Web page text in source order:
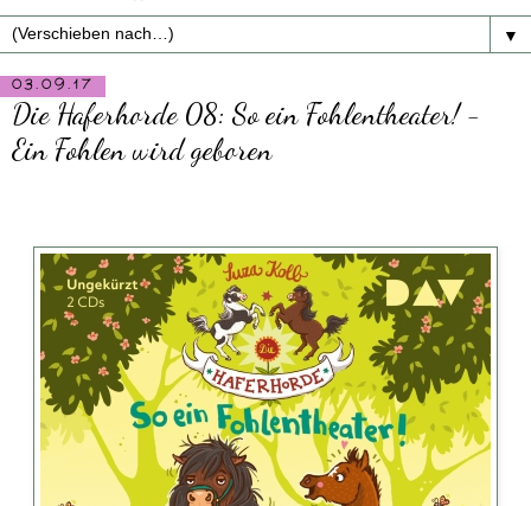
▼
03.09.17
Die Haferhorde 08: So ein Fohlentheater! -
Ein Fohlen wird geboren